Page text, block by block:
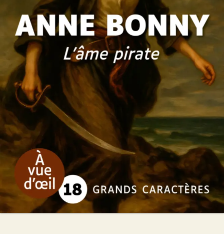
Anne Bonny
Jean-Marie Quéméner
26€